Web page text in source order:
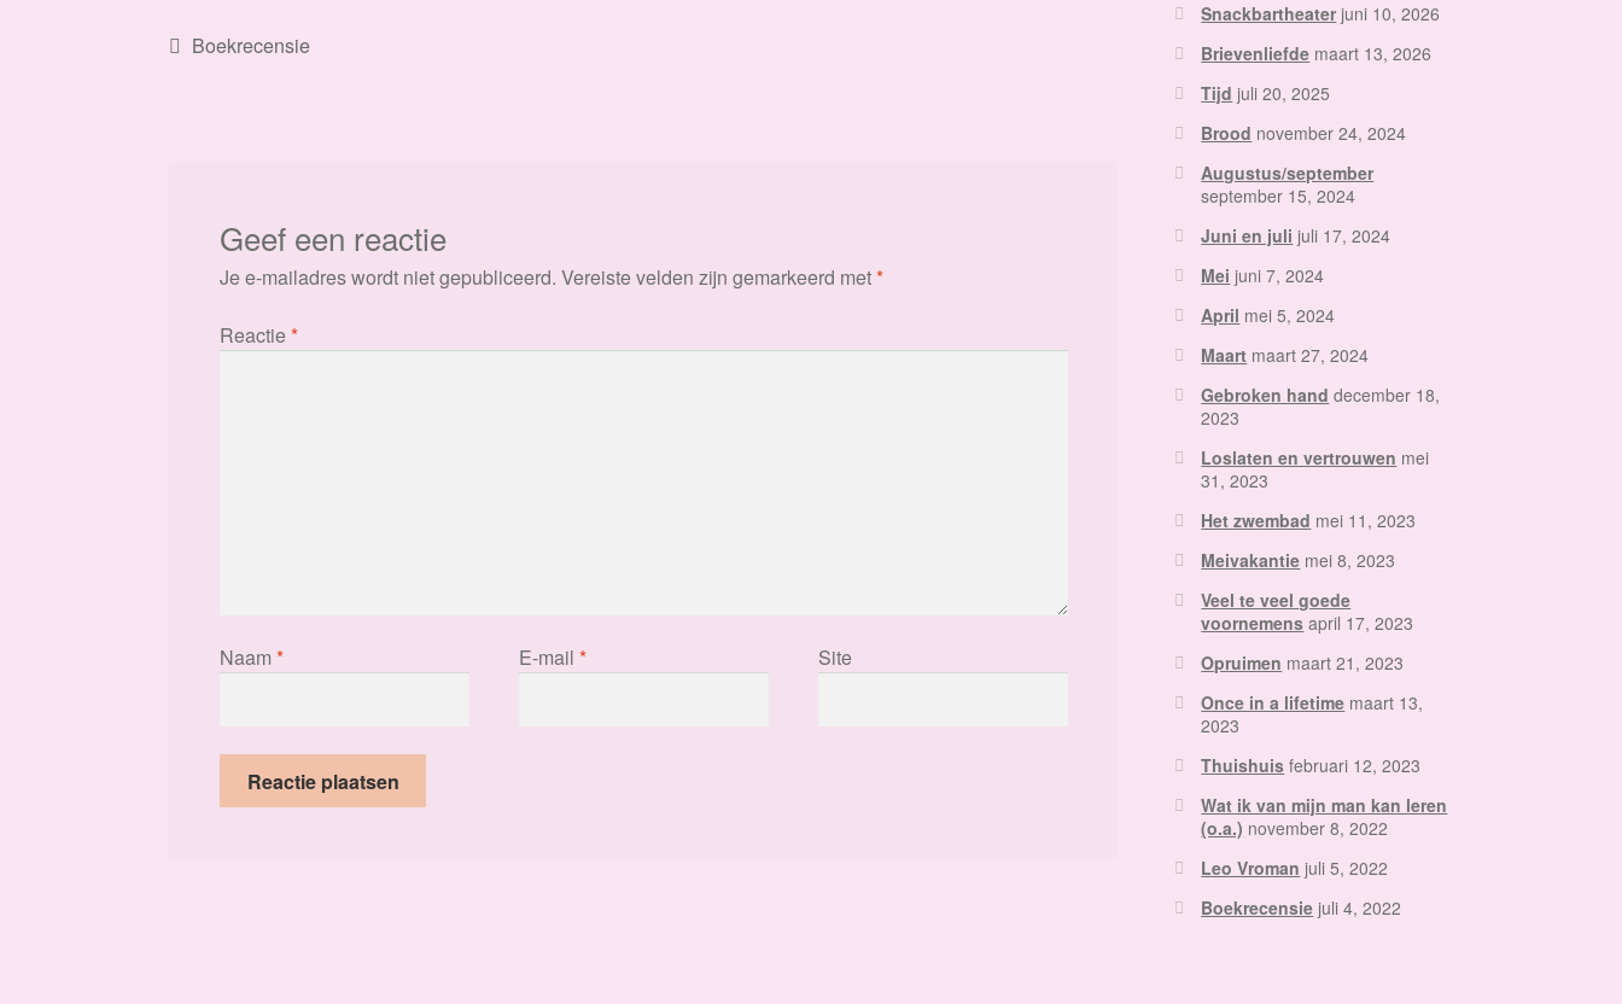
Bericht
Vorig
Boekrecensie
Geef een reactie
Je e-mailadres wordt niet gepubliceerd. Vereiste velden zijn gemarkeerd met*
Reactie*
Naam * E-mail * Site
Snackbartheater juni 10, 2026
Brievenliefde maart 13, 2026
Tijd juli 20, 2025
Brood november 24, 2024
Augustus/september
september 15, 2024
Juni en juli juli 17, 2024
Mei juni 7, 2024
April mei 5, 2024
Maart maart 27, 2024
Gebroken hand december 18,
2023
Loslaten en vertrouwen mei
31, 2023
Het zwembad mei 11, 2023
Meivakantie mei 8, 2023
Veel te veel goede
voornemens april 17, 2023
Opruimen maart 21, 2023
Once in a lifetime maart 13,
2023
Thuishuis februari 12, 2023
Wat ik van mijn man kan leren
(o.a.) november 8, 2022
Leo Vroman juli 5, 2022
Boekrecensie juli 4, 2022